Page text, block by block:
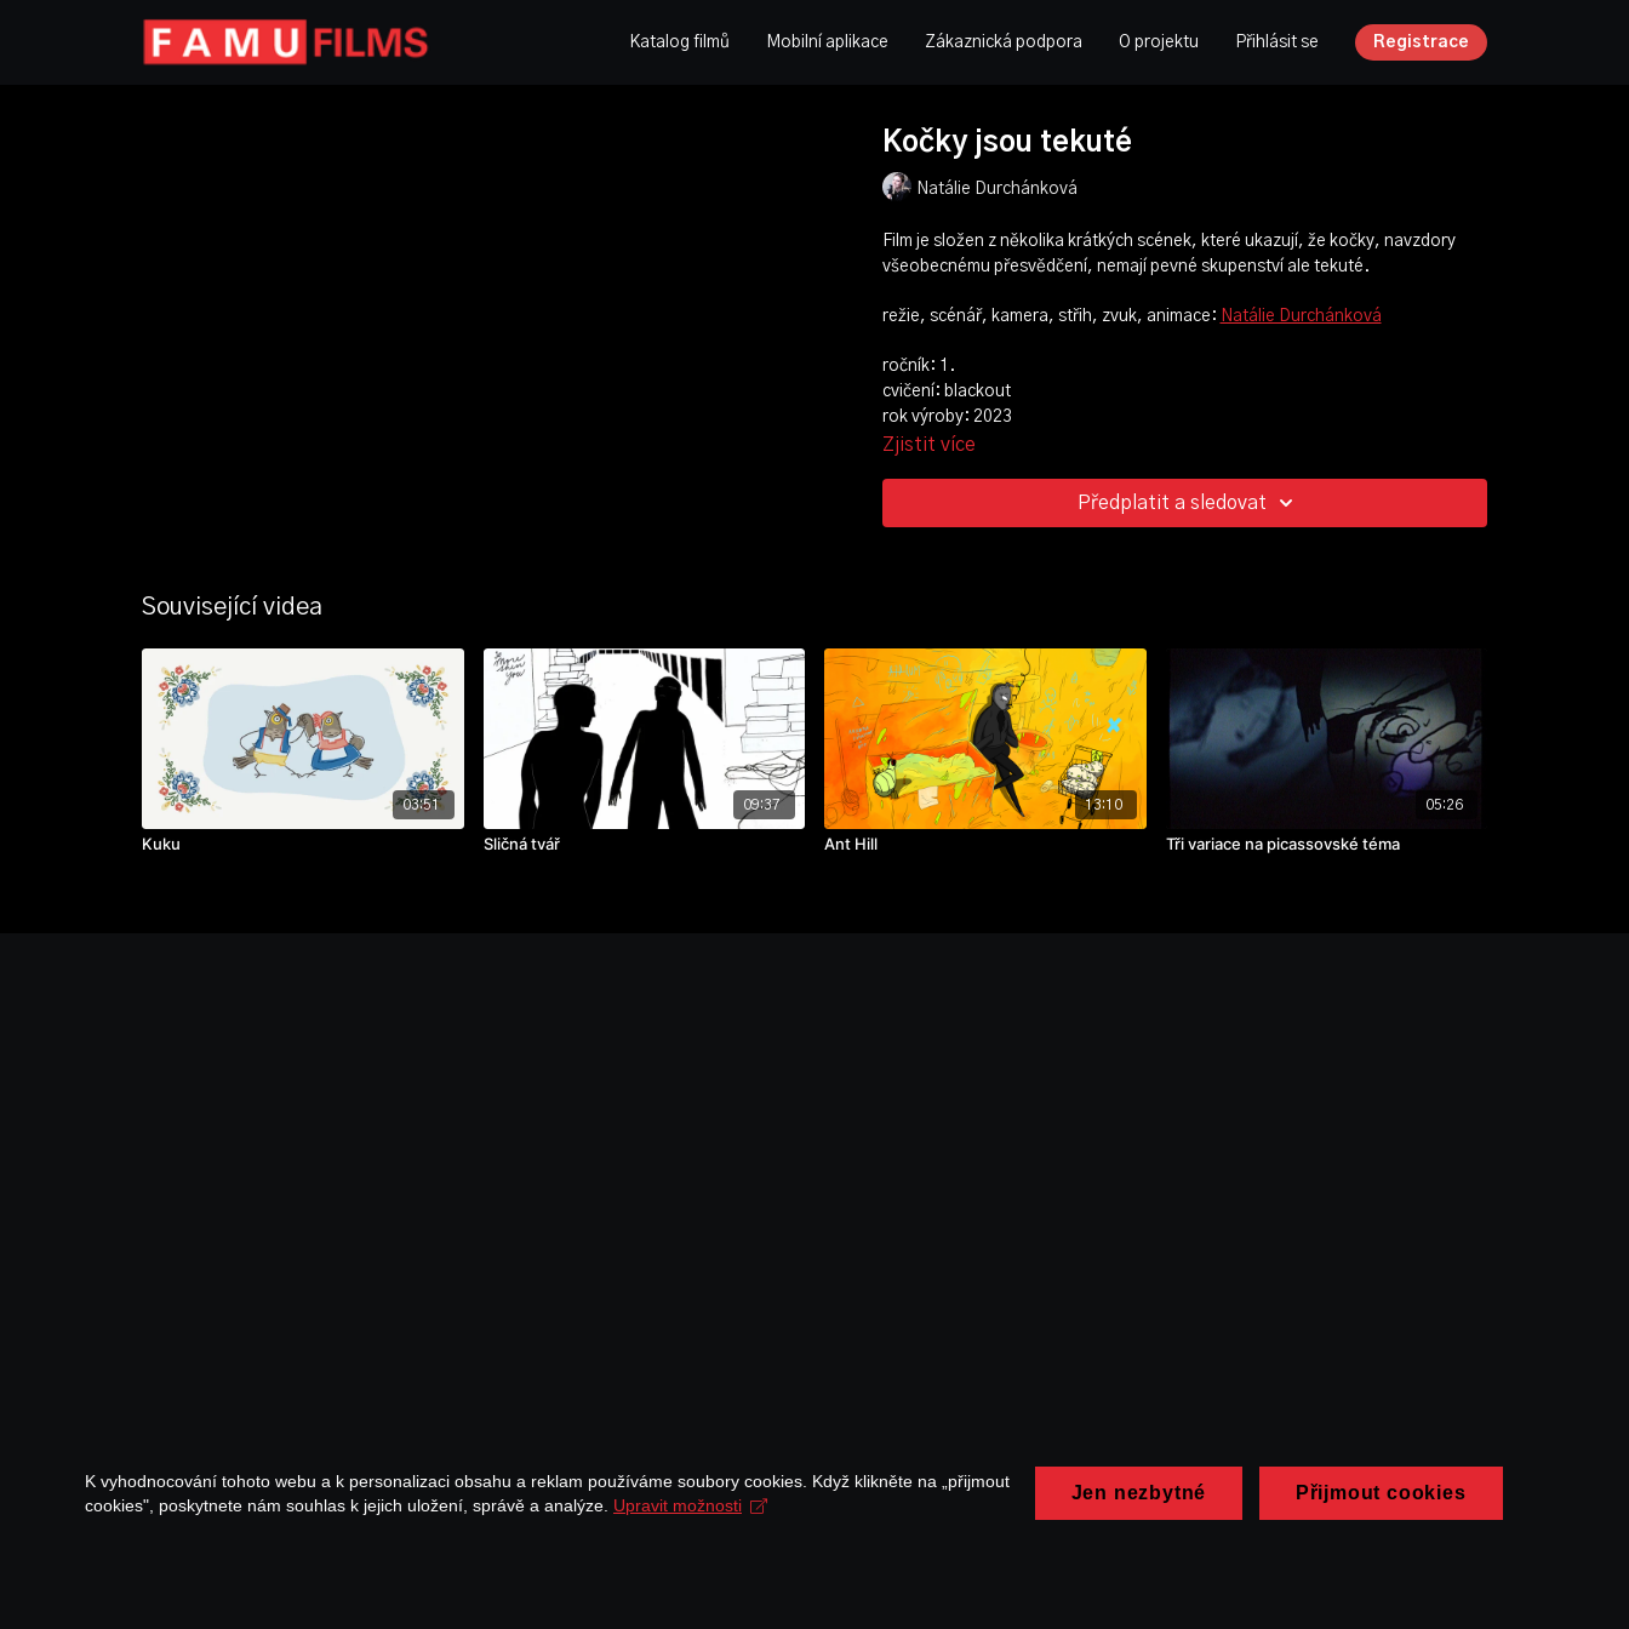
Katalog filmů Mobilní aplikace Zákaznická podpora O projektu Přihlásit se Registrace
Kočky jsou tekuté
Natálie Durchánková
Film je složen z několika krátkých scének, které ukazují, že kočky, navzdory
všeobecnému přesvědčení, nemají pevné skupenství ale tekuté.
režie, scénář, kamera, střih, zvuk, animace: Natálie Durchánková
ročník: 1.
cvičení: blackout
rok výroby: 2023
Zjistit více
Předplatit a sledovat
Související videa
03:51
Kuku
09:37
Sličná tvář
13:10
Ant Hill
05:26
Tři variace na picassovské téma
K vyhodnocování tohoto webu a k personalizaci obsahu a reklam používáme soubory cookies. Když klikněte na „přijmout
cookies", poskytnete nám souhlas k jejich uložení, správě a analýze. Upravit možnosti
Jen nezbytné Přijmout cookies